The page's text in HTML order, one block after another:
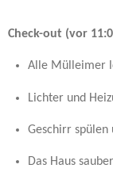
Check-out (vor
Alle Mülleimer
Lichter und
Geschirr spülen
Das Haus